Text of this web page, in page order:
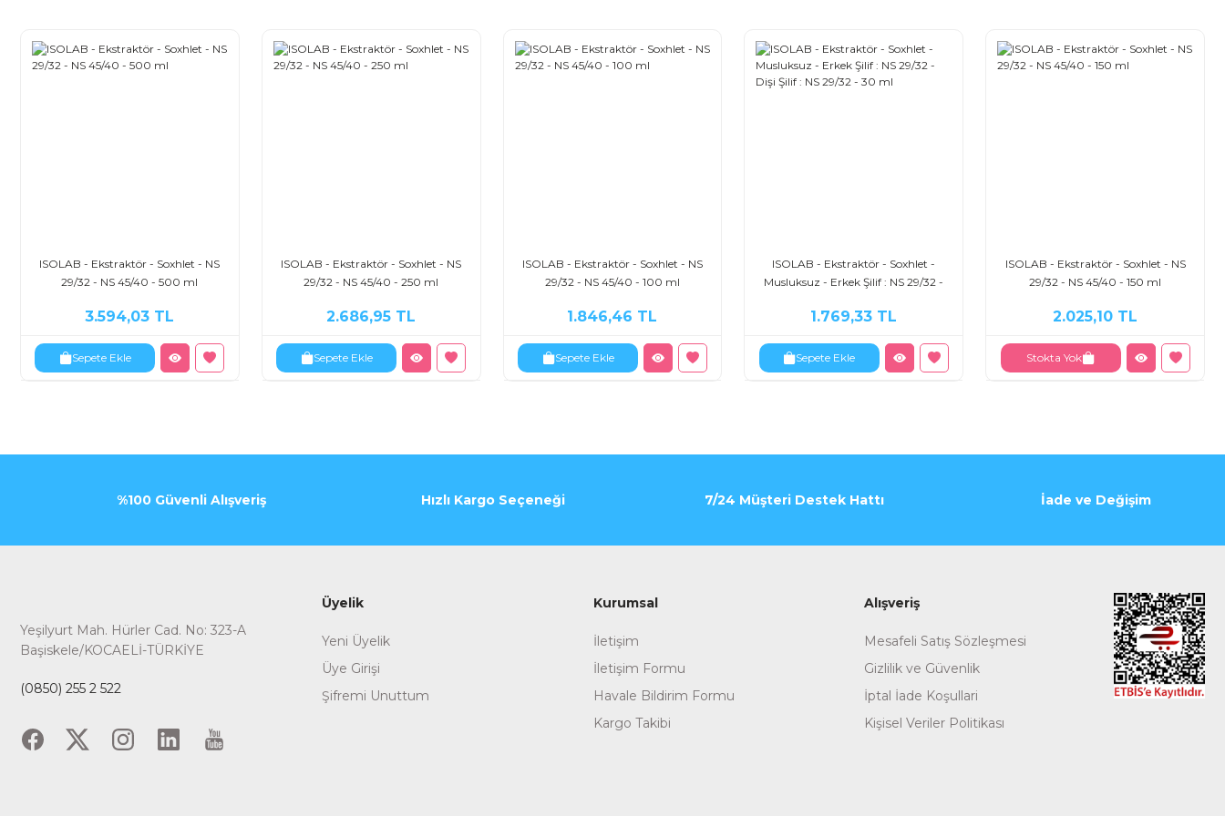
ISOLAB - Ekstraktör - Soxhlet - NS
29/32 - NS 45/40 - 500 ml
3.594,03 TL
Sepete Ekle
ISOLAB - Ekstraktör - Soxhlet - NS
29/32 - NS 45/40 - 250 ml
2.686,95 TL
Sepete Ekle
ISOLAB - Ekstraktör - Soxhlet - NS
29/32 - NS 45/40 - 100 ml
1.846,46 TL
Sepete Ekle
ISOLAB - Ekstraktör - Soxhlet -
Musluksuz - Erkek Şilif : NS 29/32 -
1.769,33 TL
Sepete Ekle
ISOLAB - Ekstraktör - Soxhlet - NS
29/32 - NS 45/40 - 150 ml
2.025,10 TL
Stokta Yok
%100 Güvenli Alışveriş Hızlı Kargo Seçeneği 7/24 Müşteri Destek Hattı İade ve Değişim
Yeşilyurt Mah. Hürler Cad. No: 323-A
Başiskele/KOCAELİ-TÜRKİYE
(0850) 255 2 522
Üyelik
Yeni Üyelik
Üye Girişi
Şifremi Unuttum
Kurumsal
İletişim
İletişim Formu
Havale Bildirim Formu
Kargo Takibi
Alışveriş
Mesafeli Satış Sözleşmesi
Gizlilik ve Güvenlik
İptal İade Koşullari
Kişisel Veriler Politikası